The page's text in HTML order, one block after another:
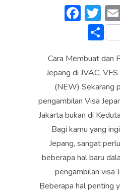
F
ac
e
b
o
ok
T
w
itt
er
S
ar
e
Cara Membuat dan
Jepang di JVAC,
(NEW) Sekarang
pengambilan Visa
Jakarta bukan di
Bagi kamu yang
Jepang, sangat
beberapa hal baru
pengambilan visa
Beberapa hal penting